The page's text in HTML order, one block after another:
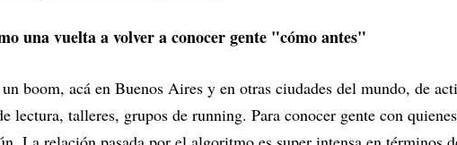
una vuelta a volver a conocer gente "cómo antes"
boom, acá en Buenos Aires y en otras ciudades del mundo, de
lectura, talleres, grupos de running. Para conocer gente con